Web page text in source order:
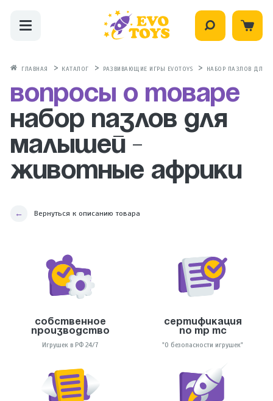
ГЛАВНАЯ КАТАЛОГ РАЗВИВАЮЩИЕ ИГРЫ EVOTOYS НАБОР ПАЗЛОВ ДЛЯ
Вопросы о товаре
Набор пазлов для
малышей -
Животные Африки
Вернуться к описанию товара
Собственное
производство
Игрушек в РФ 24/7
Сертификация
по тр тс
"О безопасности игрушек"